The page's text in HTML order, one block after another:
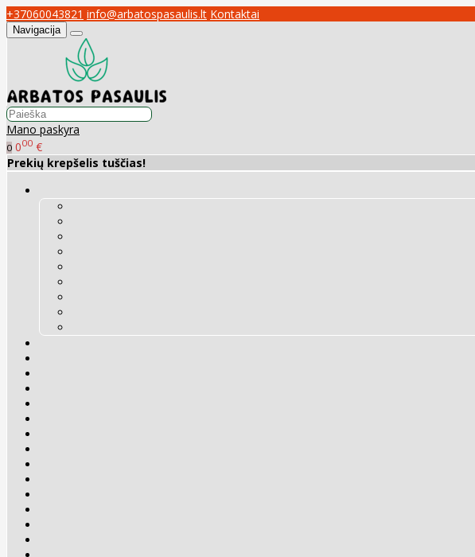
+37060043821 info@arbatospasaulis.lt Kontaktai
Navigacija
Mano paskyra
0 000 €
Prekių krepšelis tuščias!